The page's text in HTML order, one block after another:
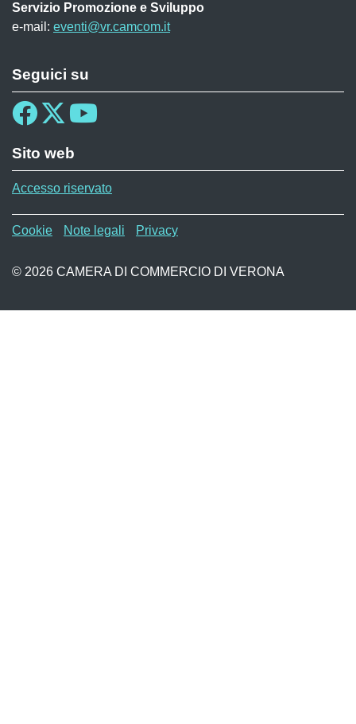
Servizio Promozione e Sviluppo
e-mail: eventi@vr.camcom.it
Seguici su
Sito web
Accesso riservato
Menù privacy WAF
Cookie Note legali Privacy
© 2026 CAMERA DI COMMERCIO DI VERONA